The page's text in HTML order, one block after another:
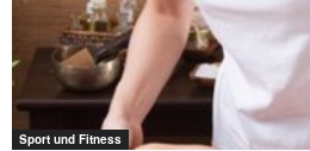
Sport und Fitness